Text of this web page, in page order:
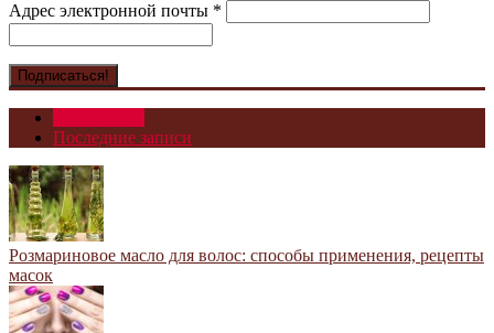
Адрес электронной почты *
Последние записи
Розмариновое масло для волос: способы применения, рецепты
масок